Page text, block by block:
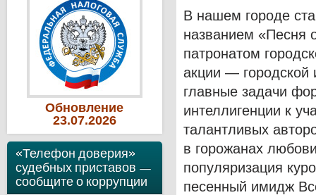
Обновление
23.07.2026
«Телефон доверия»
судебных приставов —
сообщите о коррупции
В нашем городе
названием «Песня
патронатом
акции — городской
главные задачи
интеллигенции к
талантливых
в горожанах
популяризация
песенный имидж